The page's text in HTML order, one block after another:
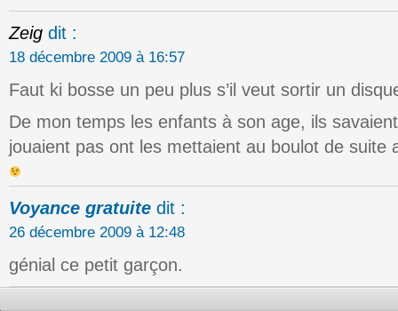
Zeig dit :
18 décembre 2009 à 16:57
Faut ki bosse un peu plus s’il veut sortir un
De mon temps les enfants à son age, ils
jouaient pas ont les mettaient au boulot de suite
Voyance gratuite dit :
26 décembre 2009 à 12:48
génial ce petit garçon.